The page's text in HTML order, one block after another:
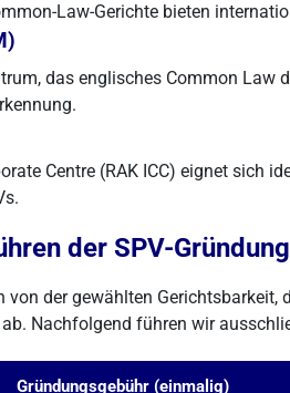
Law-Gerichte bieten
das englisches Common
Centre (RAK ICC) eignet sich
der SPV-
von der gewählten
Nachfolgend führen wir
Gründungsgebühr (einmalig)